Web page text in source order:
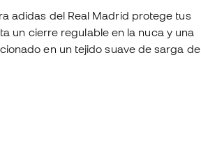
adidas del Real Madrid protege tus
un cierre regulable en la nuca y una
en un tejido suave de sarga de